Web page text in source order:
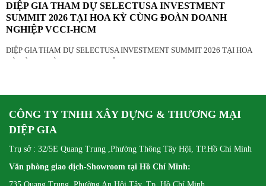
DIỆP GIA THAM DỰ SELECTUSA INVESTMENT
SUMMIT 2026 TẠI HOA KỲ CÙNG ĐOÀN DOANH
NGHIỆP VCCI-HCM
DIỆP GIA THAM DỰ SELECTUSA INVESTMENT SUMMIT 2026 TẠI HOA
CÔNG TY TNHH XÂY DỰNG & THƯƠNG MẠI
DIỆP GIA
Trụ sở : 32/5E Quang Trung ,Phường Thông Tây Hội, TP.Hồ Chí Minh
Văn phòng giao dịch-Showroom tại Hồ Chí Minh: